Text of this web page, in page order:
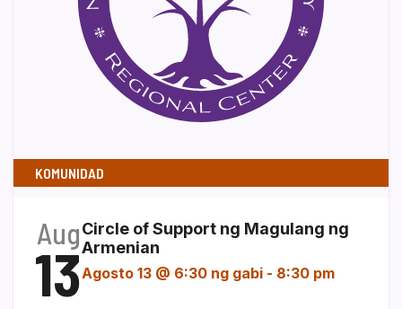
KOMUNIDAD
Aug
13
Circle of Support ng Magulang ng
Armenian
Agosto 13 @ 6:30 ng gabi - 8:30 pm